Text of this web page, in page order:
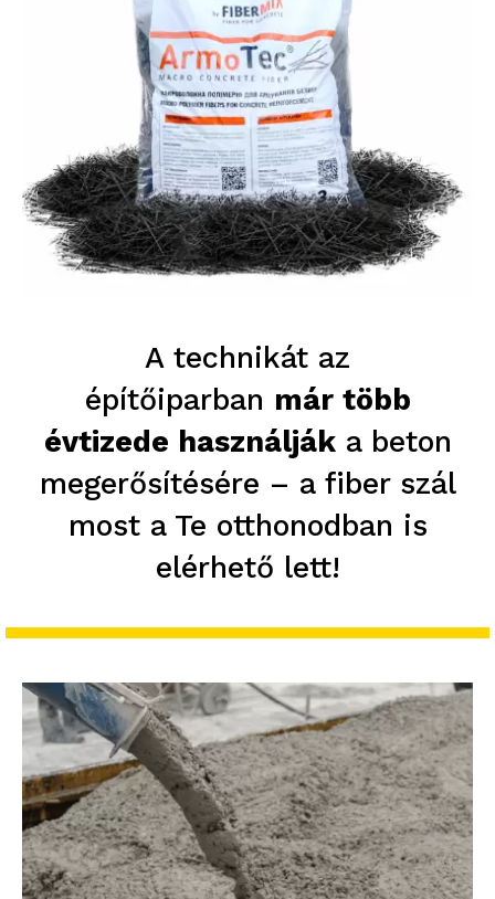
A technikát az
építőiparban már több
évtizede használjáka beton
megerősítésére – a fiber szál
most a Te otthonodban is
elérhető lett!